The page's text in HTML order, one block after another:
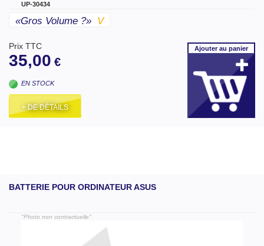
UP-30434
«gros Volume ?» V
Prix TTC
35,00 €
EN STOCK
+ DE DÉTAILS
Ajouterau panier
BATTERIE POUR ORDINATEUR ASUS
"Photo non contractuelle"